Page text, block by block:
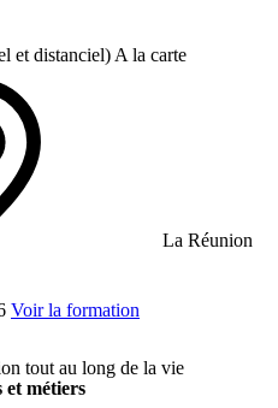
et distanciel) A la carte
La Réunion
Voir la formation
tout au long de la vie
et métiers